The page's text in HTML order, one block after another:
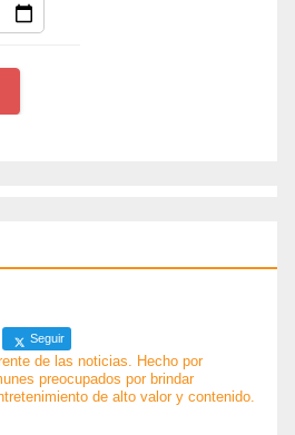
Seguir
de las noticias. Hecho por
preocupados por brindar
de alto valor y contenido.